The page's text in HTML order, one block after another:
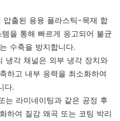
압출된 용융 플라스틱-목재 합
을 통해 빠르게 응고되어 불균
수축을 방지합니다.
냉각 채널은 외부 냉각 장치와
하고 내부 응력을 최소화하여
다.
는 라미네이팅과 같은 공정 후
하여 질감 왜곡 또는 코팅 박리